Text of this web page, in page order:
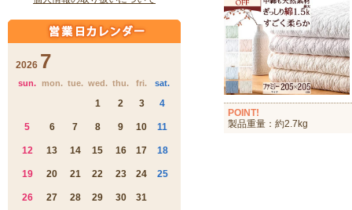
POINT!
製品重量：約2.7kg